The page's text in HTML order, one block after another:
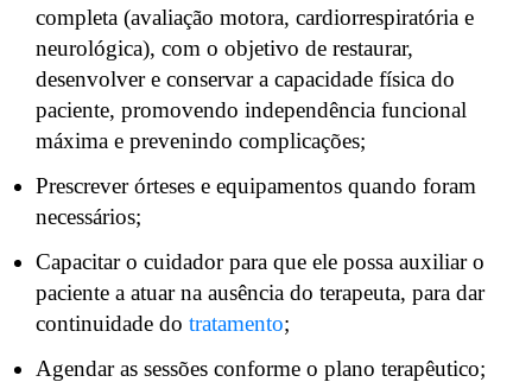
completa (avaliação motora, cardiorrespiratória e
neurológica), com o objetivo de restaurar,
desenvolver e conservar a capacidade física do
paciente, promovendo independência funcional
máxima e prevenindo complicações;
Prescrever órteses e equipamentos quando foram
necessários;
Capacitar o cuidador para que ele possa auxiliar o
paciente a atuar na ausência do terapeuta, para dar
continuidade do tratamento;
Agendar as sessões conforme o plano terapêutico;